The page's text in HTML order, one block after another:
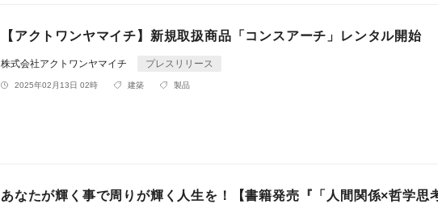
【アクトワンヤマイチ】新規取扱商品「コンスアーチ」レンタル開始
株式会社アクトワンヤマイチ プレスリリース
2025年02月13日 02時 建築 製品
あなたが輝く事で周りが輝く人生を！【書籍発売『「人間関係×哲学思